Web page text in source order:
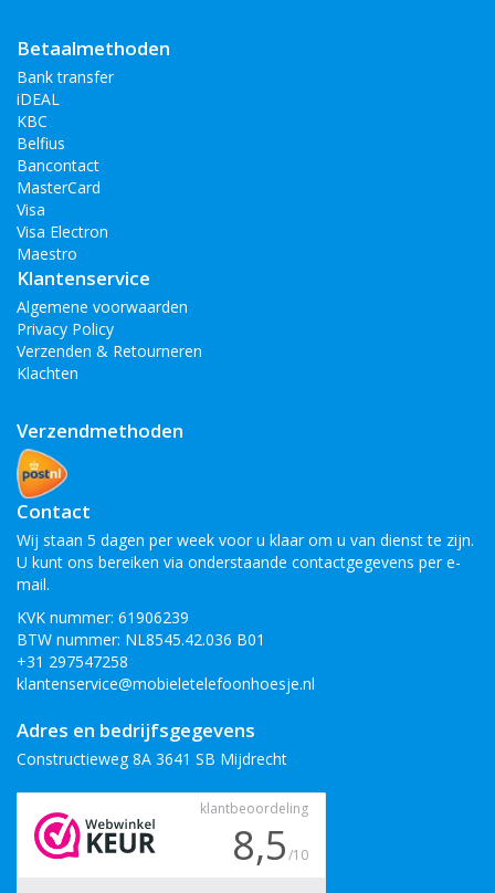
Betaalmethoden
Bank transfer
iDEAL
KBC
Belfius
Bancontact
MasterCard
Visa
Visa Electron
Maestro
Klantenservice
Algemene voorwaarden
Privacy Policy
Verzenden & Retourneren
Klachten
Verzendmethoden
Contact
Wij staan 5 dagen per week voor u klaar om u van dienst te zijn.
U kunt ons bereiken via onderstaande contactgegevens per e-
mail.
KVK nummer: 61906239
BTW nummer: NL8545.42.036 B01
+31 297547258
klantenservice@mobieletelefoonhoesje.nl
Adres en bedrijfsgegevens
Constructieweg 8A 3641 SB Mijdrecht